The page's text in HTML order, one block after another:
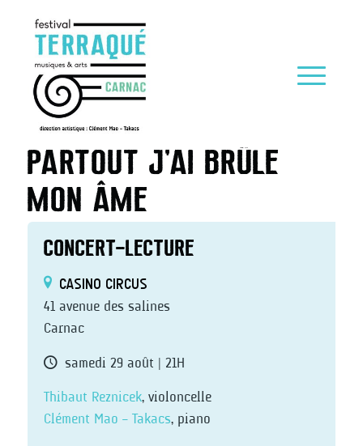
PARTOUT J’AI BRÛLÉ
MON ÂME
CONCERT-LECTURE
CASINO CIRCUS
41 avenue des salines
Carnac
samedi 29 août | 21H
Thibaut Reznicek, violoncelle
Clément Mao – Takacs, piano